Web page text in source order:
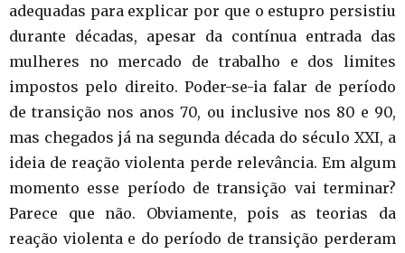
adequadas para explicar por que o estupro persistiu
durante décadas, apesar da contínua entrada das
mulheres no mercado de trabalho e dos limites
impostos pelo direito. Poder-se-ia falar de período
de transição nos anos 70, ou inclusive nos 80 e 90,
mas chegados já na segunda década do século XXI, a
ideia de reação violenta perde relevância. Em algum
momento esse período de transição vai terminar?
Parece que não. Obviamente, pois as teorias da
reação violenta e do período de transição perderam